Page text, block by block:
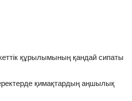
құрылымының қандай сипаты
қимақтардың аңшылық